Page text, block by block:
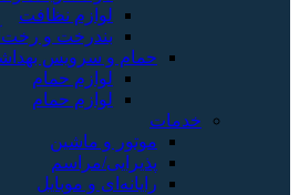
لوازم نظافت
بندرخت و
حمام و سرویس
لوازم حمام
لوازم حمام
خدمات
موتور و ماشین
پذیرایی/مراسم
رایانه‌ای و موبایل